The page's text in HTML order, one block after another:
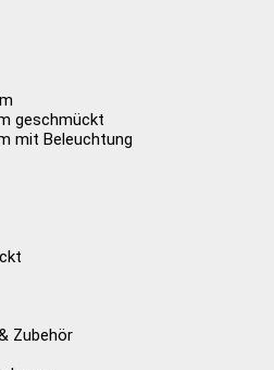
geschmückt
mit Beleuchtung
Zubehör